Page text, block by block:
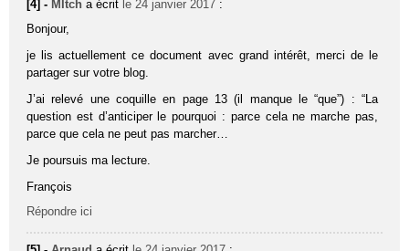
[4] - MItch a écrit le 24 janvier 2017 :
Bonjour,
je lis actuellement ce document avec grand intérêt, merci de le
partager sur votre blog.
J’ai relevé une coquille en page 13 (il manque le “que”) : “La
question est d’anticiper le pourquoi : parce cela ne marche pas,
parce que cela ne peut pas marcher…
Je poursuis ma lecture.
François
Répondre ici